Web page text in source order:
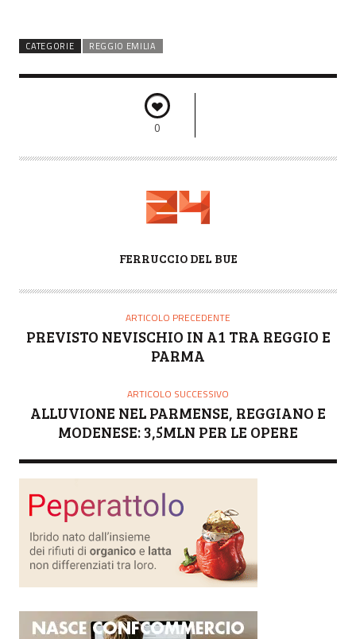
CATEGORIE REGGIO EMILIA
0
T
R
FERRUCCIO DEL BUE
ARTICOLO PRECEDENTE
PREVISTO NEVISCHIO IN A1 TRA REGGIO E
PARMA
ARTICOLO SUCCESSIVO
ALLUVIONE NEL PARMENSE, REGGIANO E
MODENESE: 3,5MLN PER LE OPERE